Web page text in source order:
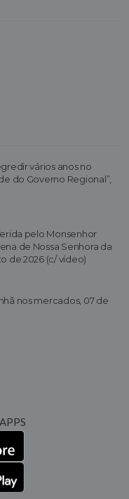
vários anos no
do Governo Regional”,
pelo Monsenhor
de Nossa Senhora da
de 2026 (c/ vídeo)
nos mercados, 07 de